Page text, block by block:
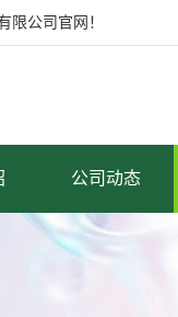
限公司官网！
公司动态